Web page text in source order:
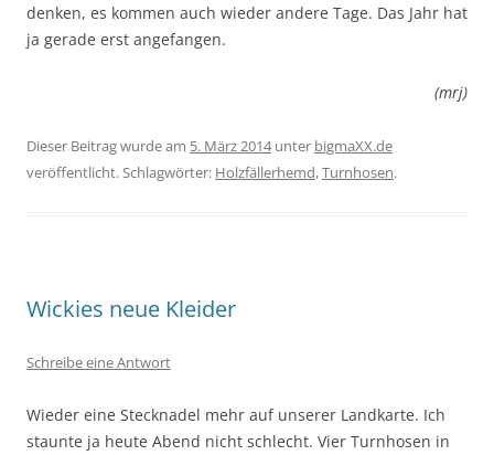
denken, es kommen auch wieder andere Tage. Das Jahr hat
ja gerade erst angefangen.
(mrj)
Dieser Beitrag wurde am 5. März 2014unter bigmaXX.de
veröffentlicht. Schlagwörter: Holzfällerhemd,Turnhosen.
Wickies neue Kleider
Schreibe eine Antwort
Wieder eine Stecknadel mehr auf unserer Landkarte. Ich
staunte ja heute Abend nicht schlecht. Vier Turnhosen in